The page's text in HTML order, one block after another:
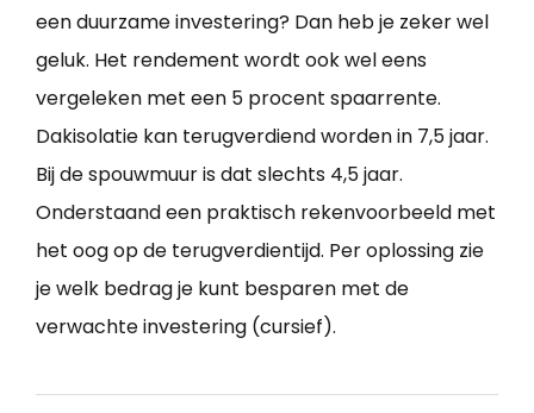
een duurzame investering? Dan heb je zeker wel
geluk. Het rendement wordt ook wel eens
vergeleken met een 5 procent spaarrente.
Dakisolatie kan terugverdiend worden in 7,5 jaar.
Bij de spouwmuur is dat slechts 4,5 jaar.
Onderstaand een praktisch rekenvoorbeeld met
het oog op de terugverdientijd. Per oplossing zie
je welk bedrag je kunt besparen met de
verwachte investering (cursief).